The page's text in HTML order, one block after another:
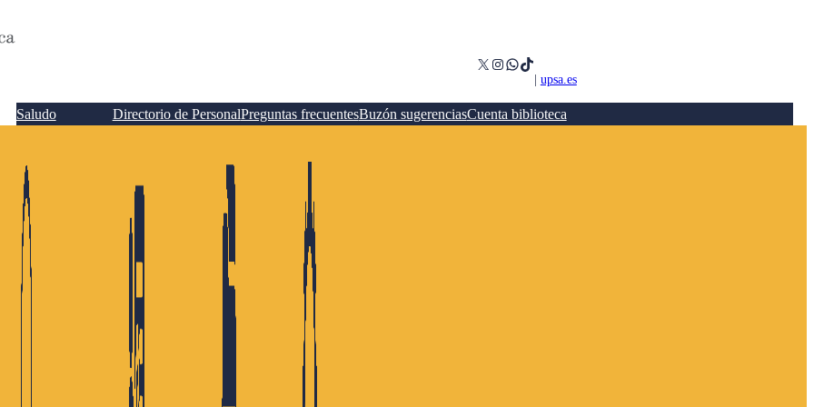
X Instagram WhatsApp TikTok
upsa.es
Saludo Directorio de PersonalPreguntas frecuentesBuzón sugerenciasCuenta biblioteca